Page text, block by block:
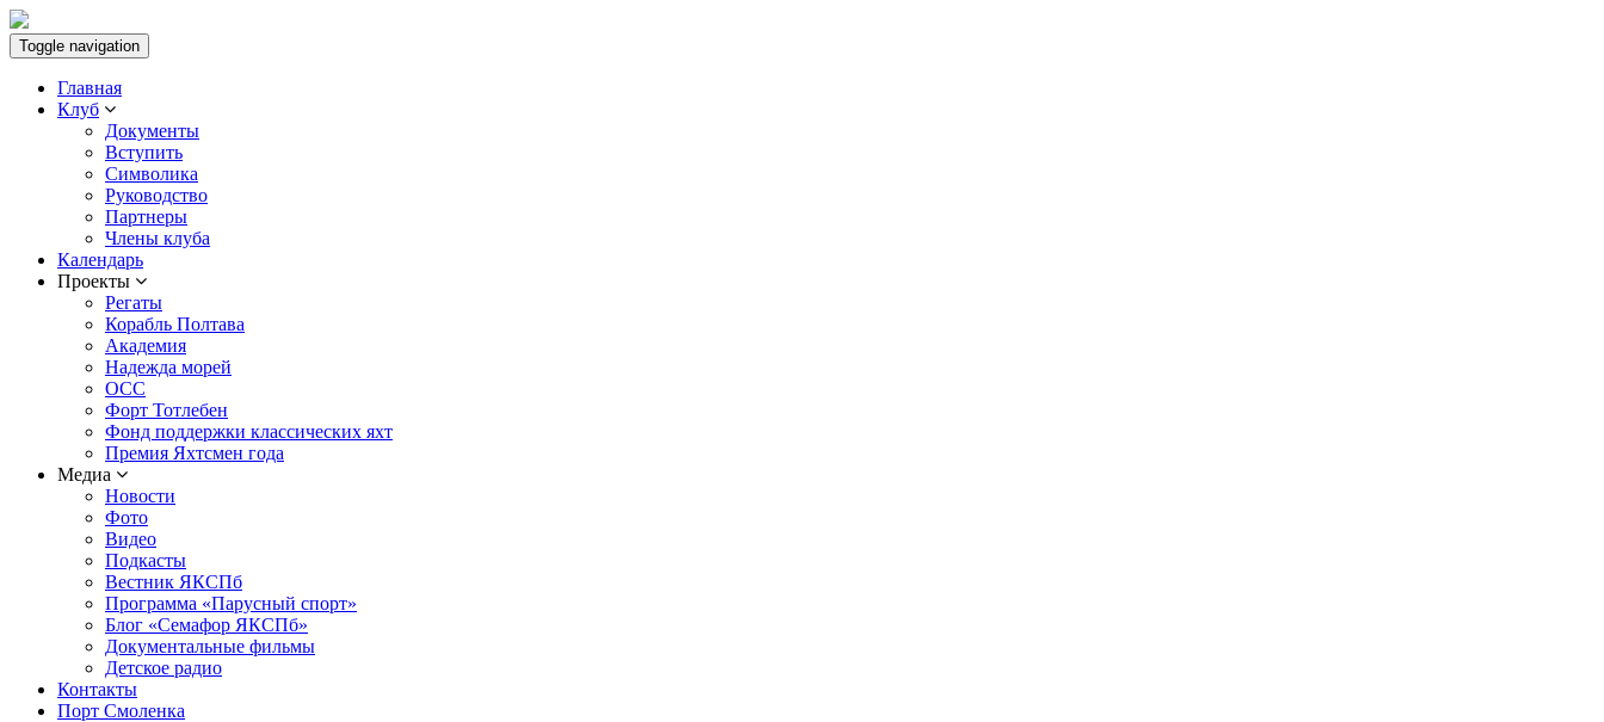
Toggle navigation
Главная
Клуб
Документы
Вступить
Символика
Руководство
Партнеры
Члены клуба
Календарь
Проекты
Регаты
Корабль Полтава
Академия
Надежда морей
ОСС
Форт Тотлебен
Фонд поддержки классических яхт
Премия Яхтсмен года
Медиа
Новости
Фото
Видео
Подкасты
Вестник ЯКСПб
Программа «Парусный спорт»
Блог «Семафор ЯКСПб»
Документальные фильмы
Детское радио
Контакты
Порт Смоленка